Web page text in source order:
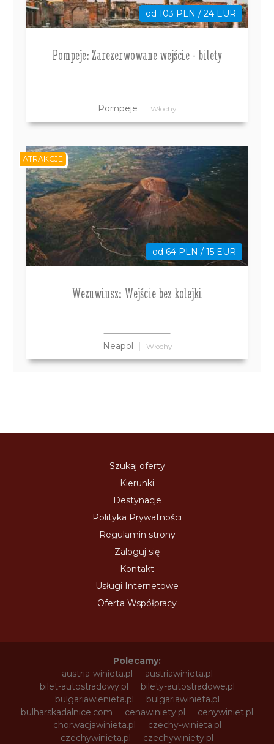
od 103 PLN / 24 EUR
Pompeje: Zarezerwowane wejście - bilety
Pompeje Włochy
od 64 PLN / 15 EUR
Wezuwiusz: Wejście bez kolejki
Neapol Włochy
ATRAKCJE
Szukaj oferty
Kierunki
Destynacje
Polityka Prywatności
Regulamin strony
Zaloguj się
Kontakt
Usługi Internetowe
Oferta Współpracy
Polecamy:
austria-winieta.pl
austriawinieta.pl
bilet-autostradowy.pl
bilety-autostradowe.pl
bulgariawienieta.pl
bulgariawinieta.pl
bulharskadalnice.com
cenawiniety.pl
cenywiniet.pl
chorwacjawinieta.pl
czechy-winieta.pl
czechywinieta.pl
czechywiniety.pl